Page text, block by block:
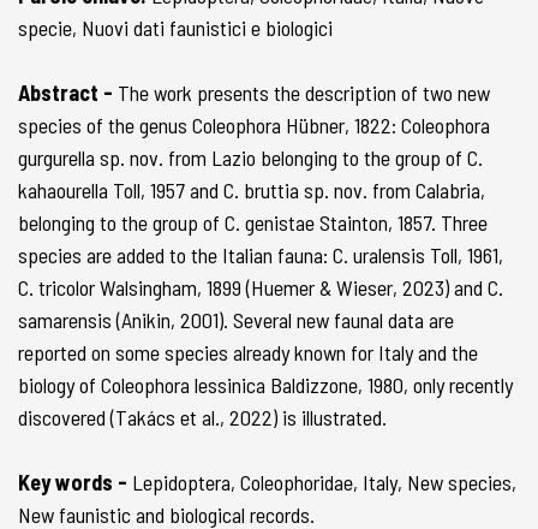
specie, Nuovi dati faunistici e biologici
Abstract - The work presents the description of two new
species of the genus Coleophora Hübner, 1822: Coleophora
gurgurella sp. nov. from Lazio belonging to the group of C.
kahaourella Toll, 1957 and C. bruttia sp. nov. from Calabria,
belonging to the group of C. genistae Stainton, 1857. Three
species are added to the Italian fauna: C. uralensis Toll, 1961,
C. tricolor Walsingham, 1899 (Huemer & Wieser, 2023) and C.
samarensis (Anikin, 2001). Several new faunal data are
reported on some species already known for Italy and the
biology of Coleophora lessinica Baldizzone, 1980, only recently
discovered (Takács et al., 2022) is illustrated.
Key words - Lepidoptera, Coleophoridae, Italy, New species,
New faunistic and biological records.